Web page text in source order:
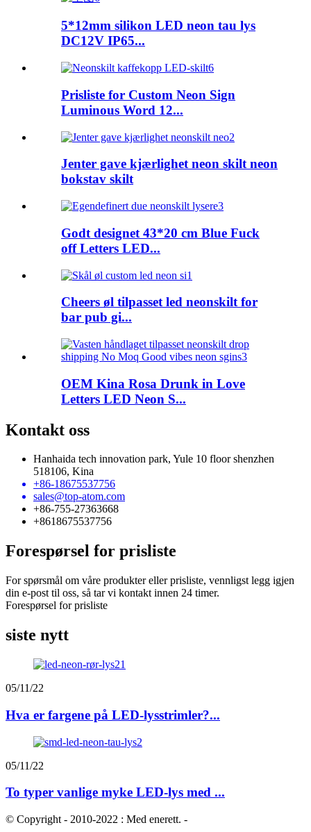
5*12mm silikon LED neon tau lys
DC12V IP65...
Prisliste for Custom Neon Sign
Luminous Word 12...
Jenter gave kjærlighet neon skilt neon
bokstav skilt
Godt designet 43*20 cm Blue Fuck
off Letters LED...
Cheers øl tilpasset led neonskilt for
bar pub gi...
OEM Kina Rosa Drunk in Love
Letters LED Neon S...
Kontakt oss
Hanhaida tech innovation park, Yule 10 floor shenzhen
518106, Kina
+86-18675537756
sales@top-atom.com
+86-755-27363668
+8618675537756
Forespørsel for prisliste
For spørsmål om våre produkter eller prisliste, vennligst legg igjen
din e-post til oss, så tar vi kontakt innen 24 timer.
Forespørsel for prisliste
siste nytt
05/11/22
Hva er fargene på LED-lysstrimler?...
05/11/22
To typer vanlige myke LED-lys med ...
© Copyright - 2010-2022 : Med enerett. -